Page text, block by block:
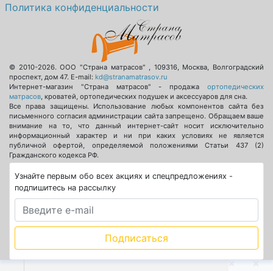
Политика конфиденциальности
© 2010-2026.ООО "Страна матрасов" 109316, Москва
Волгоградский
проспект, дом 47. E-mail: kd@stranamatrasov.ru
Интернет-магазин "Страна матрасов" - продажа ортопедических
матрасов , кроватей, ортопедических подушек и аксессуаров для сна.
Все права защищены. Использование любых компонентов сайта без
письменного согласия администрации сайта запрещено. Обращаем ваше
внимание на то, что данный интернет-сайт носит исключительно
информационный характер и ни при каких условиях не является
публичной офертой, определяемой положениями Статьи 437 (2)
Гражданского кодекса РФ.
Узнайте первым обо всех акциях и спецпредложениях -
подпишитесь на рассылку